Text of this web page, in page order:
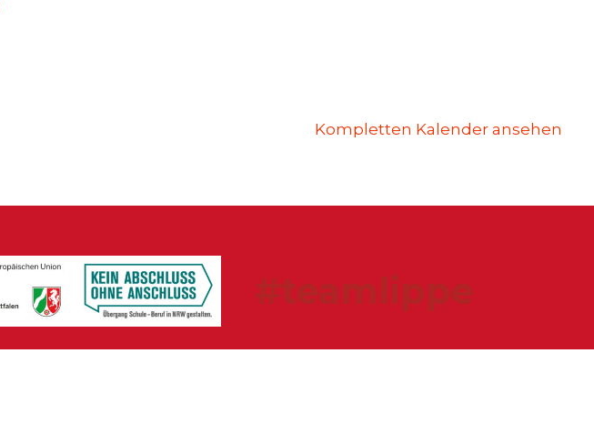
Kompletten Kalender ansehen
#teamlippe